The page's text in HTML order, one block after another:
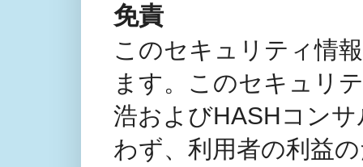
免責
このセキュリティ情
ます。このセキュリ
浩およびHASHコン
わず、利用者の利益